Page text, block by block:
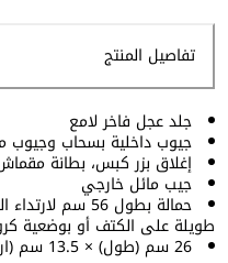
تفاصيل المنتج
جلد عجل فاخر لامع
جيوب داخلية بسحاب وجيوب
إغلاق بزر كبس، بطانة
جيب مائل خارجي
حمالة بطول 56
طويلة على الكتف أو بوضعية
26 سم (طول) × 13.5 سم (ارتفاع) × 7.5 سم (عرض)